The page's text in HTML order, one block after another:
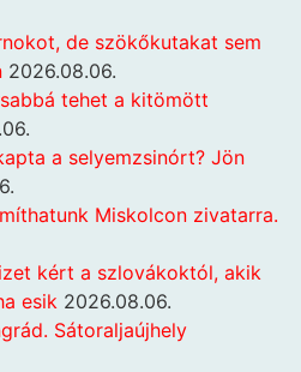
de szökőkutakat sem
2026.08.06.
tehet a kitömött
a selyemzsinórt? Jön
Miskolcon zivatarra.
kért a szlovákoktól, akik
esik 2026.08.06.
Sátoraljaújhely